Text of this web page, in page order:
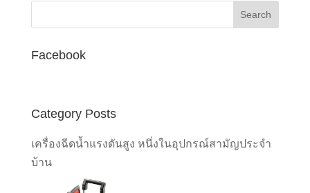
Facebook
Category Posts
เครื่องฉีดน้ำแรงดันสูง หนึ่งในอุปกรณ์สามัญประจำ
บ้าน